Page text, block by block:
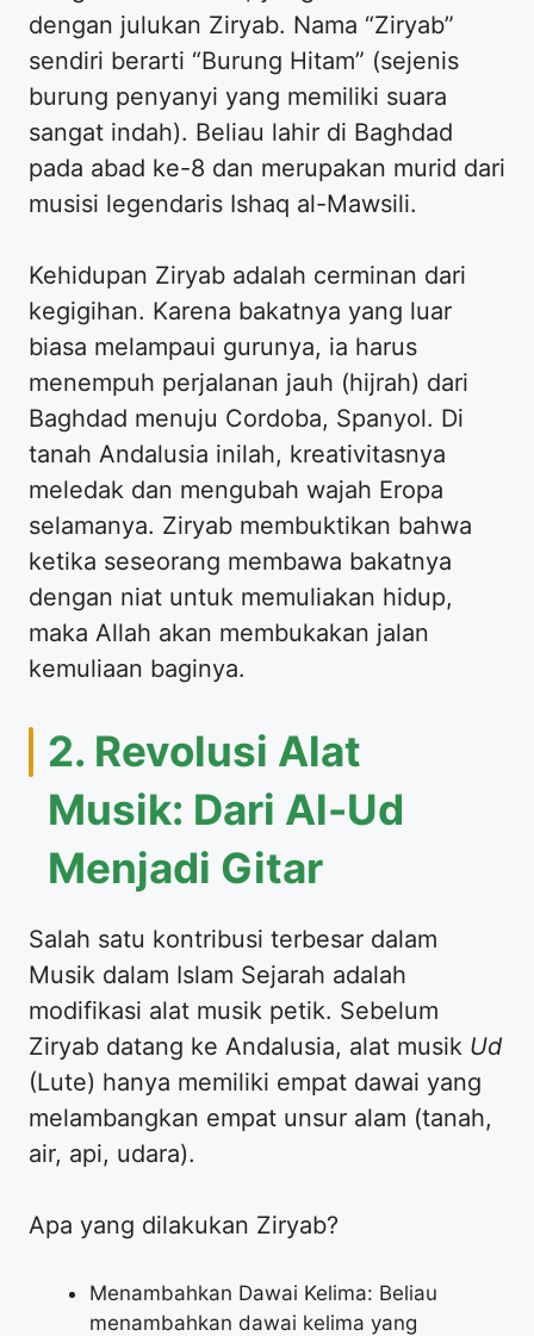
dengan julukan Ziryab. Nama “Ziryab”
sendiri berarti “Burung Hitam” (sejenis
burung penyanyi yang memiliki suara
sangat indah). Beliau lahir di Baghdad
pada abad ke-8 dan merupakan murid dari
musisi legendaris Ishaq al-Mawsili.
Kehidupan Ziryab adalah cerminan dari
kegigihan. Karena bakatnya yang luar
biasa melampaui gurunya, ia harus
menempuh perjalanan jauh (hijrah) dari
Baghdad menuju Cordoba, Spanyol. Di
tanah Andalusia inilah, kreativitasnya
meledak dan mengubah wajah Eropa
selamanya. Ziryab membuktikan bahwa
ketika seseorang membawa bakatnya
dengan niat untuk memuliakan hidup,
maka Allah akan membukakan jalan
kemuliaan baginya.
2. Revolusi Alat
Musik: Dari Al-Ud
Menjadi Gitar
Salah satu kontribusi terbesar dalam
Musik dalam Islam Sejarah adalah
modifikasi alat musik petik. Sebelum
Ziryab datang ke Andalusia, alat musik Ud
(Lute) hanya memiliki empat dawai yang
melambangkan empat unsur alam (tanah,
air, api, udara).
Apa yang dilakukan Ziryab?
Menambahkan Dawai Kelima: Beliau
menambahkan dawai kelima yang